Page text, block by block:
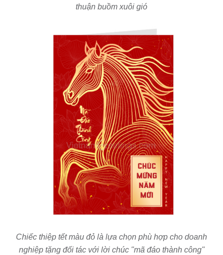
thuận buồm xuôi gió
Chiếc thiệp tết màu đỏ là lựa chọn phù hợp cho doanh
nghiệp tặng đối tác với lời chúc "mã đáo thành công"